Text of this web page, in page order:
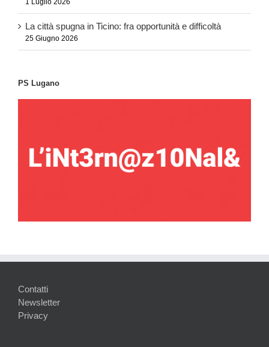
La città spugna in Ticino: fra opportunità e difficoltà
25 Giugno 2026
PS Lugano
Contatti
Newsletter
Privacy